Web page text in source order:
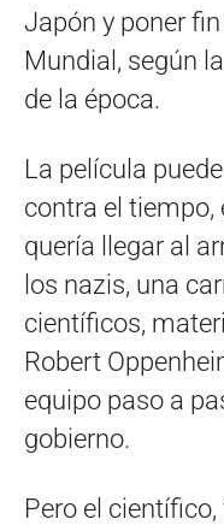
Japón y poner
Mundial, según
de la época.
La película
contra el tiempo,
quería llegar al
los nazis, una
científicos,
Robert
equipo paso a
gobierno.
Pero el